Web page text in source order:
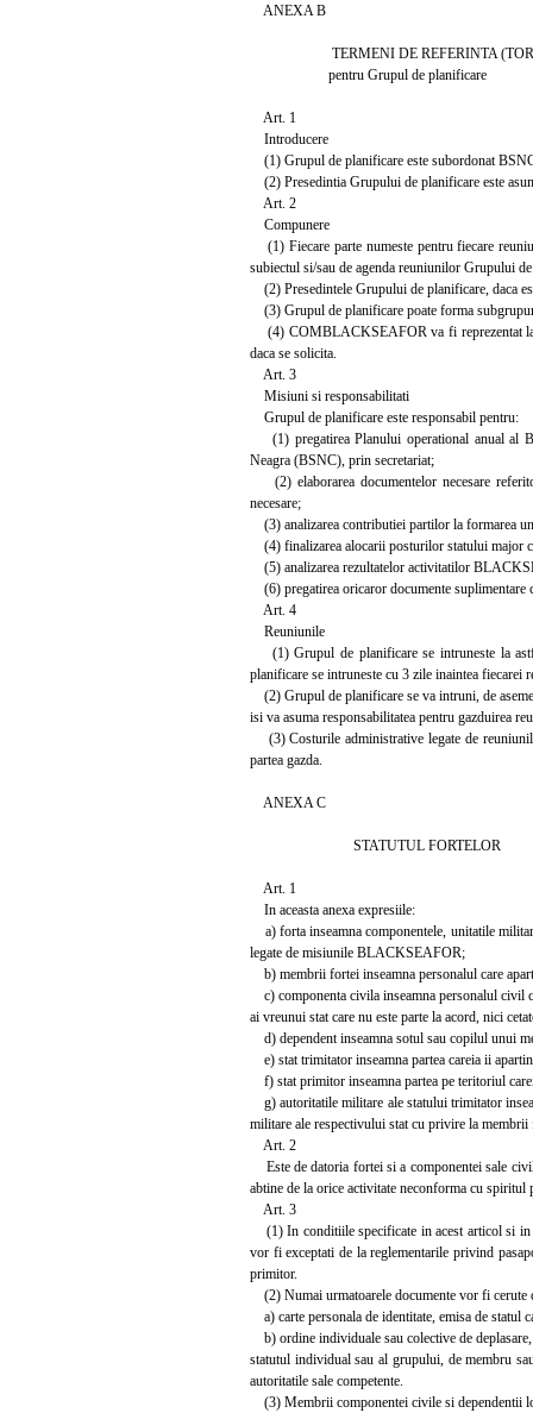
ANEXA B
TERMENI DE REFERINTA
pentru Grupul de planificare
Art. 1
Introducere
(1) Grupul de planificare este subordonat
(2) Presedintia Grupului de planificare este
Art. 2
Compunere
(1) Fiecare parte numeste pentru fiecare
subiectul si/sau de agenda reuniunilor Grupului
(2) Presedintele Grupului de planificare, daca
(3) Grupul de planificare poate forma
(4) COMBLACKSEAFOR va fi reprezentat la
daca se solicita.
Art. 3
Misiuni si responsabilitati
Grupul de planificare este responsabil pentru:
(1) pregatirea Planului operational anual al
Neagra (BSNC), prin secretariat;
(2) elaborarea documentelor necesare
necesare;
(3) analizarea contributiei partilor la formarea
(4) finalizarea alocarii posturilor statului major
(5) analizarea rezultatelor activitatilor
(6) pregatirea oricaror documente suplimentare
Art. 4
Reuniunile
(1) Grupul de planificare se intruneste la
planificare se intruneste cu 3 zile inaintea fiecarei
(2) Grupul de planificare se va intruni, de
isi va asuma responsabilitatea pentru gazduirea
(3) Costurile administrative legate de
partea gazda.
ANEXA C
STATUTUL FORTELOR
Art. 1
In aceasta anexa expresiile:
a) forta inseamna componentele, unitatile
legate de misiunile BLACKSEAFOR;
b) membrii fortei inseamna personalul care
c) componenta civila inseamna personalul civil
ai vreunui stat care nu este parte la acord, nici
d) dependent inseamna sotul sau copilul unui
e) stat trimitator inseamna partea careia ii
f) stat primitor inseamna partea pe teritoriul
g) autoritatile militare ale statului trimitator
militare ale respectivului stat cu privire la
Art. 2
Este de datoria fortei si a componentei sale
abtine de la orice activitate neconforma cu spiritul
Art. 3
(1) In conditiile specificate in acest articol si in
vor fi exceptati de la reglementarile privind
primitor.
(2) Numai urmatoarele documente vor fi
a) carte personala de identitate, emisa de statul
b) ordine individuale sau colective de
statutul individual sau al grupului, de membru
autoritatile sale competente.
(3) Membrii componentei civile si dependentii